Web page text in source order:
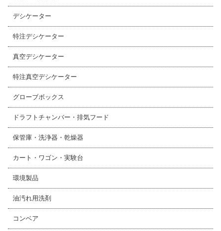
デシケーター
特注デシケーター
真空デシケーター
特注真空デシケーター
グローブボックス
ドラフトチャンバー・排気フード
保管庫・洗浄器・乾燥器
カート・ワゴン・実験台
環境製品
油汚れ用洗剤
コンベア